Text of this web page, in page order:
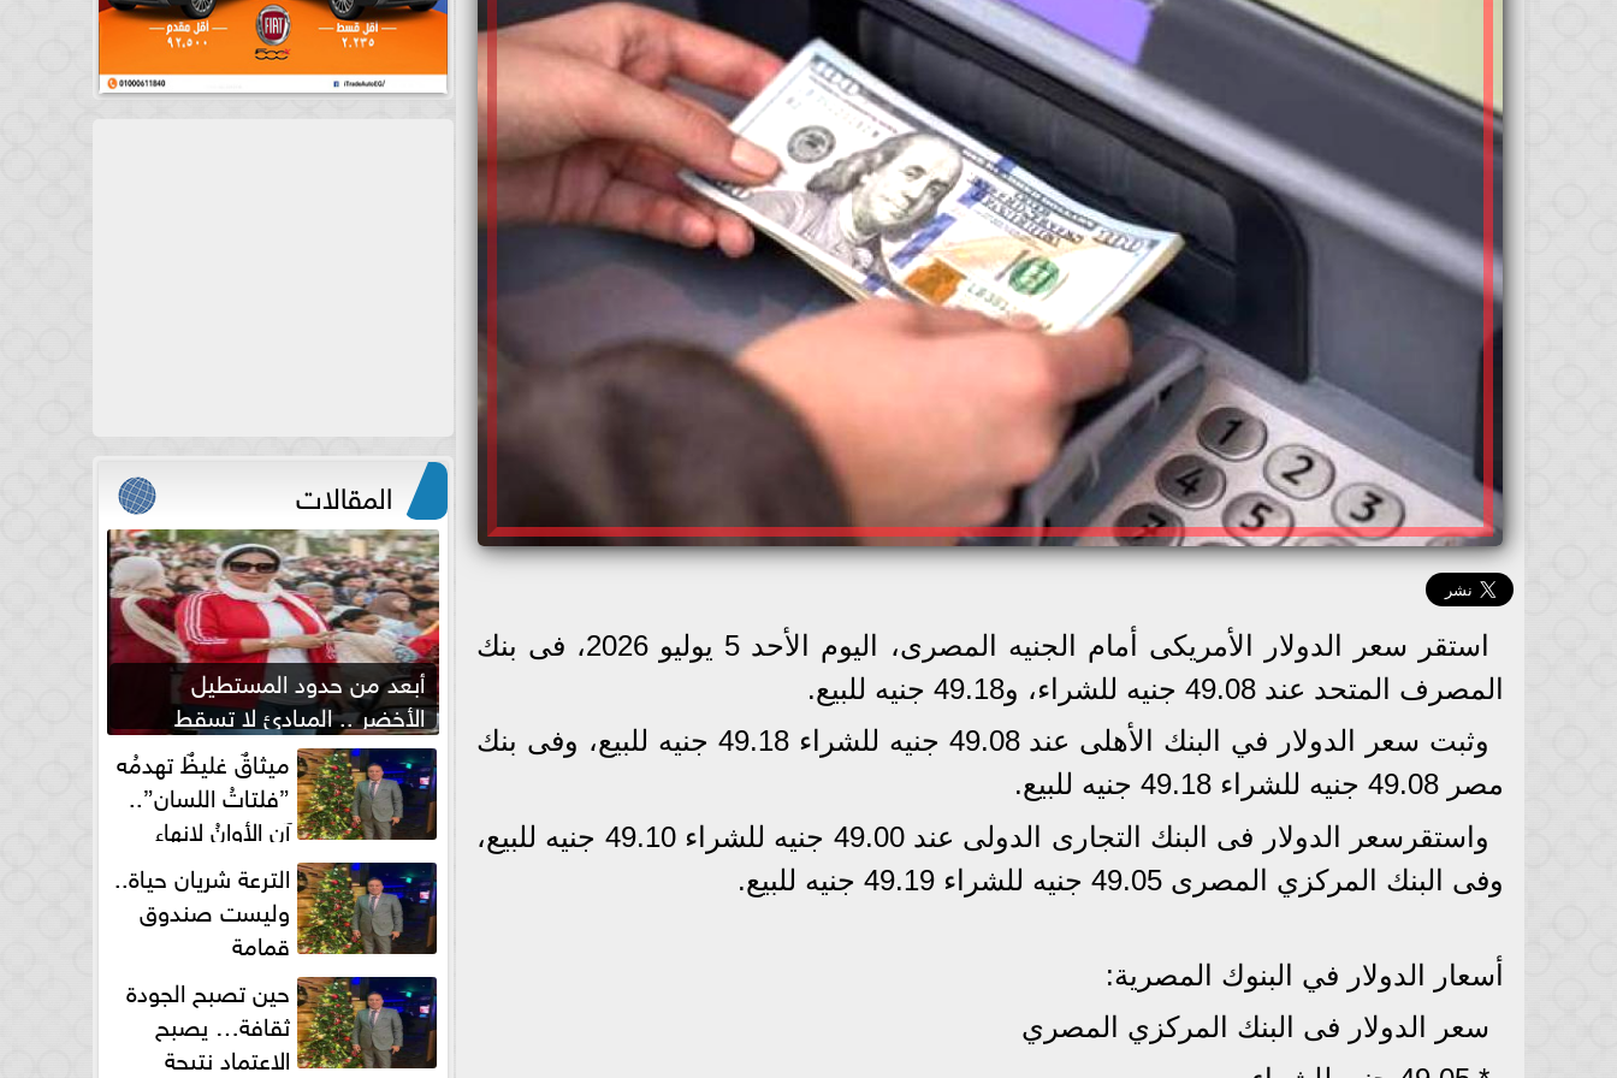
استقر سعر الدولار الأمريكى أمام الجنيه المصرى، اليوم الأحد 5 يوليو 2026، فى بنك
المصرف المتحد عند 49.08 جنيه للشراء، و49.18 جنيه للبيع.
وثبت سعر الدولار في البنك الأهلى عند 49.08 جنيه للشراء 49.18 جنيه للبيع، وفى بنك
مصر 49.08 جنيه للشراء 49.18 جنيه للبيع.
واستقرسعر الدولار فى البنك التجارى الدولى عند 49.00 جنيه للشراء 49.10 جنيه للبيع،
وفى البنك المركزي المصرى 49.05 جنيه للشراء 49.19 جنيه للبيع.
أسعار الدولار في البنوك المصرية:
سعر الدولار فى البنك المركزي المصري
المقالات
أبعد من حدود المستطيل
الأخضر .. المبادئ لا تسقط
بصفارة الحكم ميثاقٌ غليظٌ تهدمُه
”فلتاتُ اللسان”..
آن الأوانُ لإنهاءِ
فوضى الطلاق الشفهي!الترعة شريان حياة..
وليست صندوق
قمامة
حين تصبح الجودة
ثقافة… يصبح
الاعتماد نتيجة